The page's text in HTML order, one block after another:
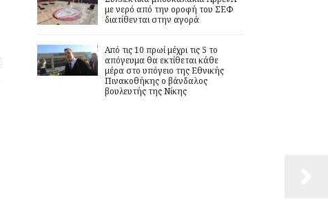
με νερό από την οροφή του ΣΕΦ
διατίθενται στην αγορά
Από τις 10 πρωί μέχρι τις 5 το
απόγευμα θα εκτίθεται κάθε
μέρα στο υπόγειο της Εθνικής
Πινακοθήκης ο βάνδαλος
βουλευτής της Νίκης